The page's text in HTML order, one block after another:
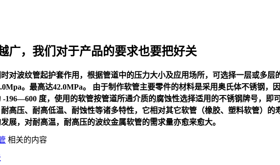
广，我们对于产品的要求也要把好关
对波纹管起护套作用，根据管道中的压力大小及应用场所，可选择一层或多层
。最高达42.0MPa。 由于制作软管主要零件的材料是采用奥氏体不锈钢，
196―600 度，使用的软管按管道所通介质的腐蚀性选择适用的不锈钢牌号，即
高压、耐高低温、耐蚀性等诸多特性，它相对其它软管（橡胶、塑料软管）的
展，对耐高温，耐高压的波纹金属软管的需求量亦愈来愈大。
相关的内容